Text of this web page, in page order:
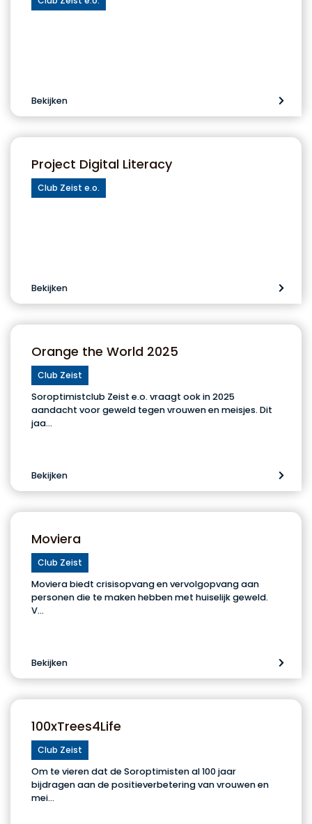
Bekijken
Project Digital Literacy
Club Zeist e.o.
Bekijken
Orange the World 2025
Club Zeist
Soroptimistclub Zeist e.o. vraagt ook in 2025
aandacht voor geweld tegen vrouwen en meisjes. Dit
jaa…
Bekijken
Moviera
Club Zeist
Moviera biedt crisisopvang en vervolgopvang aan
personen die te maken hebben met huiselijk geweld.
V…
Bekijken
100xTrees4Life
Club Zeist
Om te vieren dat de Soroptimisten al 100 jaar
bijdragen aan de positieverbetering van vrouwen en
mei…